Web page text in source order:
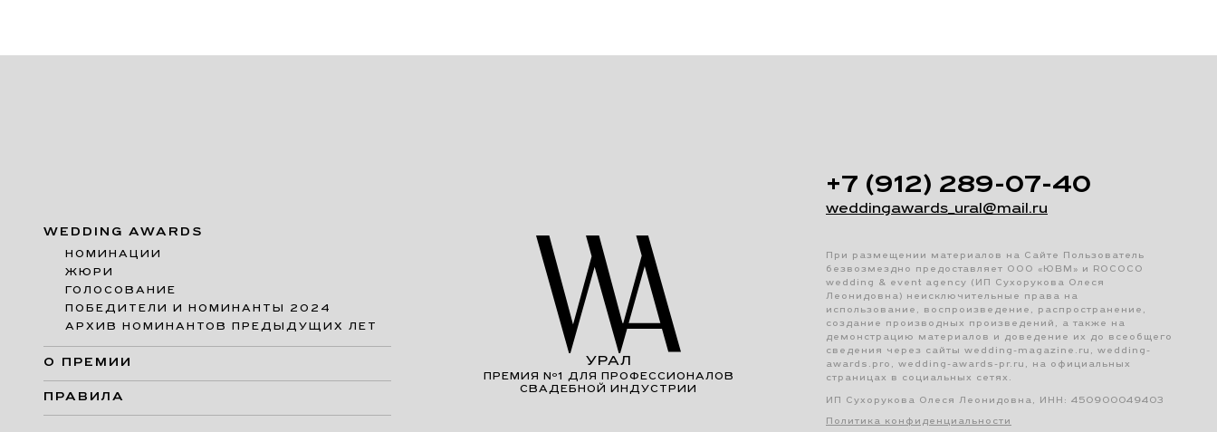
WEDDING AWARDS
НОМИНАЦИИ
ЖЮРИ
ГОЛОСОВАНИЕ
ПОБЕДИТЕЛИ И НОМИНАНТЫ 2024
АРХИВ НОМИНАНТОВ ПРЕДЫДУЩИХ ЛЕТ
О ПРЕМИИ
ПРАВИЛА
УРАЛ
ПРЕМИЯ Nº1 ДЛЯ ПРОФЕССИОНАЛОВ
СВАДЕБНОЙ ИНДУСТРИИ
+7 (912) 289-07-40
weddingawards_ural@mail.ru
При размещении материалов на Сайте Пользователь
безвозмездно предоставляет ООО «ЮВМ» и ROCOCO
wedding & event agency (ИП Сухорукова Олеся
Леонидовна) неисключительные права на
использование, воспроизведение, распространение,
создание производных произведений, а также на
демонстрацию материалов и доведение их до всеобщего
сведения через сайты wedding-magazine.ru, wedding-
awards.pro, wedding-awards-pr.ru, на официальных
страницах в социальных сетях.
ИП Сухорукова Олеся Леонидовна, ИНН: 450900049403
Политика конфиденциальности